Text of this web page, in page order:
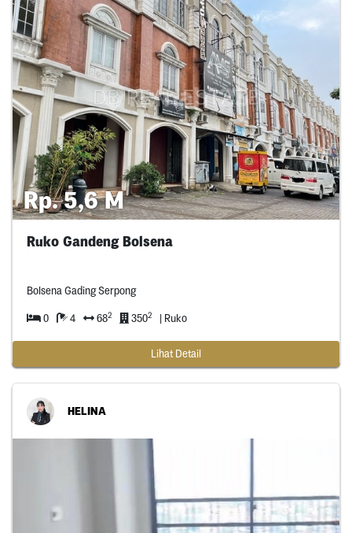
Rp. 5,6 M
Ruko Gandeng Bolsena
Bolsena Gading Serpong
0 4 682 3502 | Ruko
Lihat Detail
HELINA